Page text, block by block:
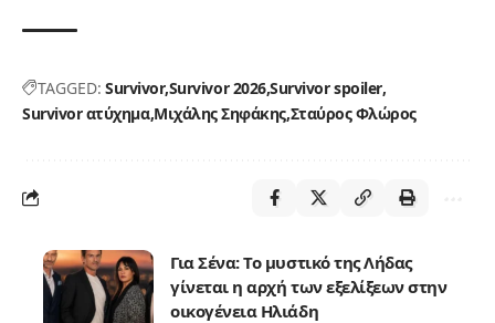
TAGGED: SurvivorSurvivor 2026Survivor spoiler
Survivor ατύχημα Μιχάλης Σηφάκης Σταύρος Φλώρος
Για Σένα: Το μυστικό της Λήδας
γίνεται η αρχή των εξελίξεων στην
οικογένεια Ηλιάδη